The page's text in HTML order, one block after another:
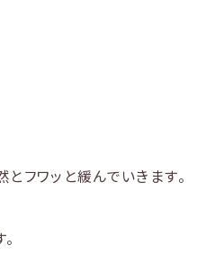
フワッと緩んでいきます。